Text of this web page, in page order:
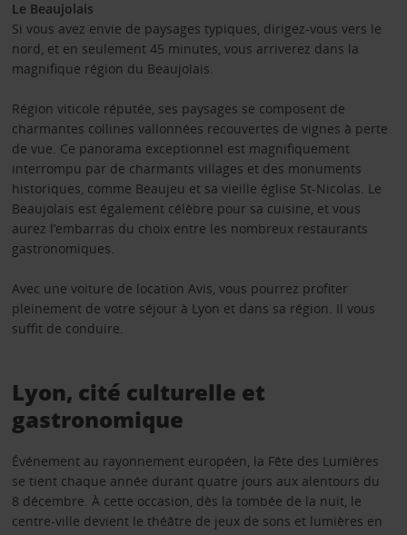
Le Beaujolais
Si vous avez envie de paysages typiques, dirigez-vous vers le
nord, et en seulement 45 minutes, vous arriverez dans la
magnifique région du Beaujolais.
Région viticole réputée, ses paysages se composent de
charmantes collines vallonnées recouvertes de vignes à perte
de vue. Ce panorama exceptionnel est magnifiquement
interrompu par de charmants villages et des monuments
historiques, comme Beaujeu et sa vieille église St-Nicolas. Le
Beaujolais est également célèbre pour sa cuisine, et vous
aurez l’embarras du choix entre les nombreux restaurants
gastronomiques.
Avec une voiture de location Avis, vous pourrez profiter
pleinement de votre séjour à Lyon et dans sa région. Il vous
suffit de conduire.
Lyon, cité culturelle et
gastronomique
Événement au rayonnement européen, la Fête des Lumières
se tient chaque année durant quatre jours aux alentours du
8 décembre. À cette occasion, dès la tombée de la nuit, le
centre-ville devient le théâtre de jeux de sons et lumières en